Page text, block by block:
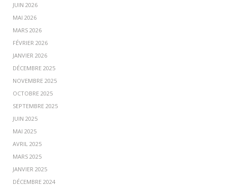
JUIN 2026
MAI 2026
MARS 2026
FÉVRIER 2026
JANVIER 2026
DÉCEMBRE 2025
NOVEMBRE 2025
OCTOBRE 2025
SEPTEMBRE 2025
JUIN 2025
MAI 2025
AVRIL 2025
MARS 2025
JANVIER 2025
DÉCEMBRE 2024